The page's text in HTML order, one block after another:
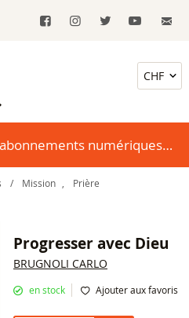
numériques
/ Mission Prière
Progresser avec Dieu
BRUGNOLI CARLO
en stock Ajouter aux favoris